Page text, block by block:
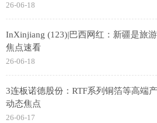
26-06-18
InXinjiang (123)|巴西网红：新疆是旅
焦点速看
26-06-18
3连板诺德股份：RTF系列铜箔等高端
动态焦点
26-06-17